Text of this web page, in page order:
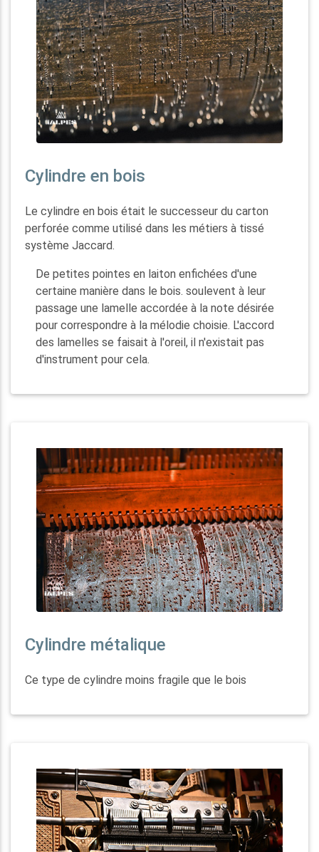
Cylindre en bois
Le cylindre en bois était le successeur du carton
perforée comme utilisé dans les métiers à tissé
système Jaccard.
De petites pointes en laiton enfichées d'une
certaine manière dans le bois. soulevent à leur
passage une lamelle accordée à la note désirée
pour correspondre à la mélodie choisie. L'accord
des lamelles se faisait à l'oreil, il n'existait pas
d'instrument pour cela.
Cylindre métalique
Ce type de cylindre moins fragile que le bois